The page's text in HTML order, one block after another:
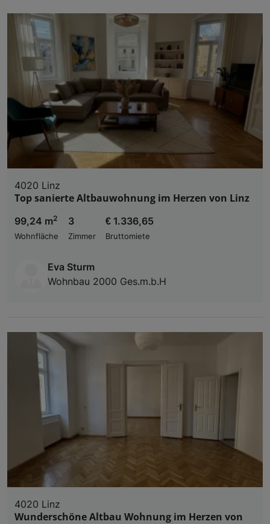
4020 Linz
Top sanierte Altbauwohnung im Herzen von Linz
99,24 m2
Wohnfläche
3
Zimmer
€ 1.336,65
Bruttomiete
Eva Sturm
Wohnbau 2000 Ges.m.b.H
4020 Linz
Wunderschöne Altbau Wohnung im Herzen von